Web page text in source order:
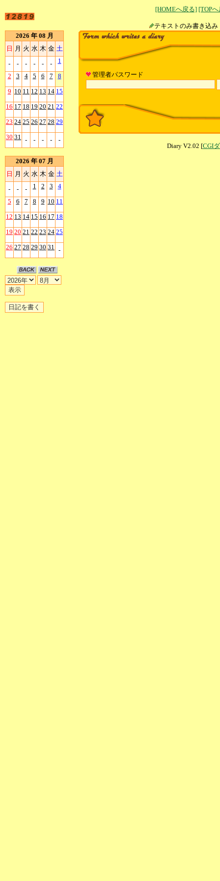
[HOMEへ戻る] [TOP
テキストのみ書
2026 年 08 月
日 月 火 水 木 金 土
- - - - - - 1
2 3 4 5 6 7 8
9 10 11 12 13 14 15
16 17 18 19 20 21 22
23 24 25 26 27 28 29
30 31 - - - - -
2026 年 07 月
日 月 火 水 木 金 土
- - - 1 2 3 4
5 6 7 8 9 10 11
12 13 14 15 16 17 18
19 20 21 22 23 24 25
26 27 28 29 30 31 -
管理者パスワード
Diary V2.02 [CGI